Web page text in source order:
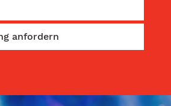
anfordern